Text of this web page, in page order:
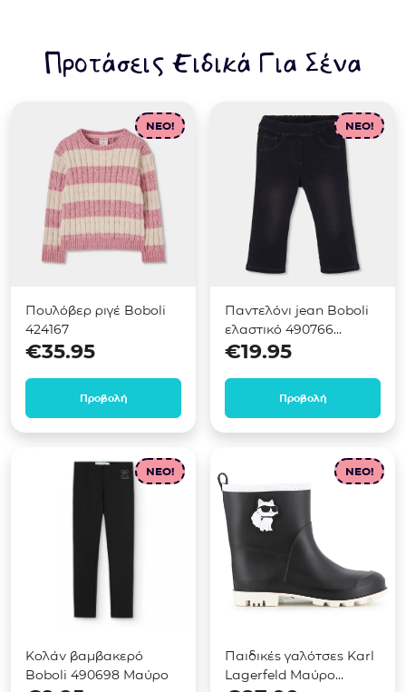
Προτάσεις Ειδικά Για Σένα
NEO!
Πουλόβερ ριγέ Boboli
424167
€35.95
Προβολή
NEO!
Παντελόνι jean Boboli
ελαστικό 490766
Μαύρο
€19.95
Προβολή
NEO!
Κολάν βαμβακερό
Boboli 490698 Μαύρο
NEO!
Παιδικές γαλότσες Karl
Lagerfeld Μαύρο